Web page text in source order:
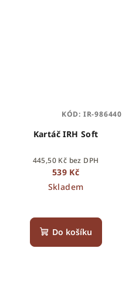
Kartáč IRH Soft
445,50 Kč bez DPH
539 Kč
Skladem
Do košíku
KÓD: IR-986440